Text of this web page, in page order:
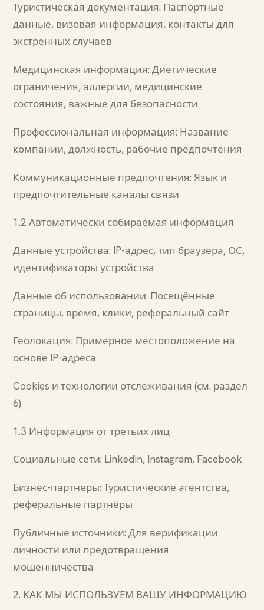
Туристическая документация: Паспортные
данные, визовая информация, контакты для
экстренных случаев
Медицинская информация: Диетические
ограничения, аллергии, медицинские
состояния, важные для безопасности
Профессиональная информация: Название
компании, должность, рабочие предпочтения
Коммуникационные предпочтения: Язык и
предпочтительные каналы связи
1.2 Автоматически собираемая информация
Данные устройства: IP-адрес, тип браузера, ОС,
идентификаторы устройства
Данные об использовании: Посещённые
страницы, время, клики, реферальный сайт
Геолокация: Примерное местоположение на
основе IP-адреса
Cookies и технологии отслеживания (см. раздел
6)
1.3 Информация от третьих лиц
Социальные сети: LinkedIn, Instagram, Facebook
Бизнес-партнёры: Туристические агентства,
реферальные партнёры
Публичные источники: Для верификации
личности или предотвращения
мошенничества
2. КАК МЫ ИСПОЛЬЗУЕМ ВАШУ ИНФОРМАЦИЮ